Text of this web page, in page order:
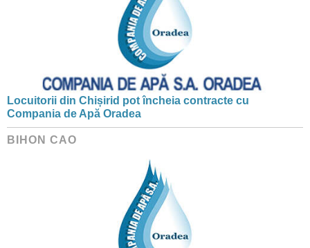
Locuitorii din Chișirid pot încheia contracte cu
Compania de Apă Oradea
BIHON CAO